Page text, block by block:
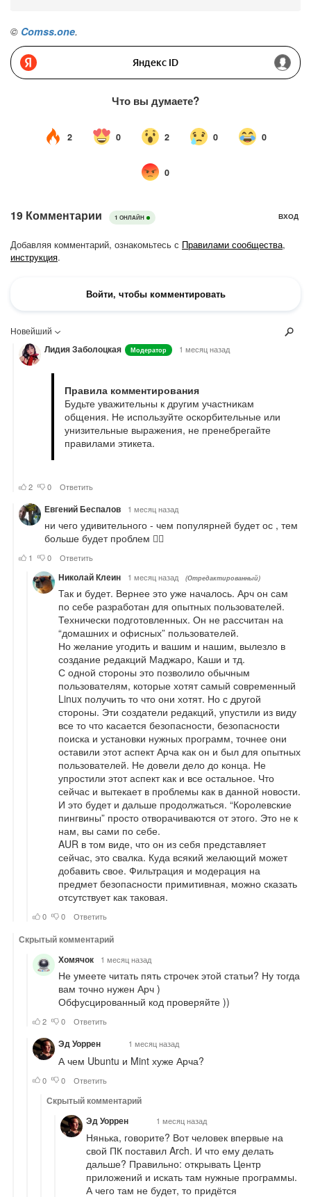
© Comss.one.